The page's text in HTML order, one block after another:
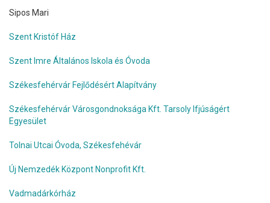
Sipos Mari
Szent Kristóf Ház
Szent Imre Általános Iskola és Óvoda
Székesfehérvár Fejlődésért Alapítvány
Székesfehérvár Városgondnoksága Kft. Tarsoly Ifjúságért
Egyesület
Tolnai Utcai Óvoda, Székesfehévár
Új Nemzedék Központ Nonprofit Kft.
Vadmadárkórház